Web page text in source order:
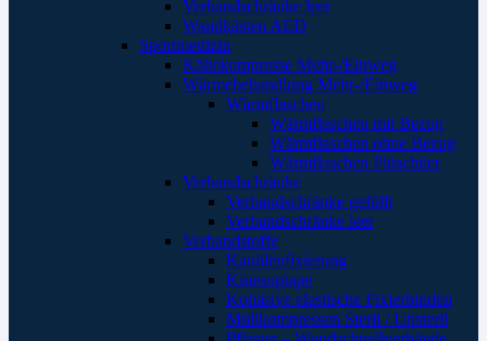
Verbandschränke leer
Wandkästen AED
Sportmedizin
Kältekompresse Mehr-/Einweg
Wärmebehandlung Mehr-/Einweg
Wärmflaschen
Wärmflaschen mit Bezug
Wärmflaschen ohne Bezug
Wärmflaschen Plüschtier
Verbandschränke
Verbandschränke gefüllt
Verbandschränke leer
Verbandstoffe
Kanülenfixierung
Kinesoptape
Kohäsive elastische Fixierbinden
Mullkompressen Steril / Unsteril